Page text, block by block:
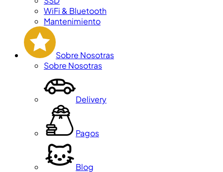
WiFi & Bluetooth
Mantenimiento
Sobre Nosotras
Sobre Nosotras
Delivery
Pagos
Blog